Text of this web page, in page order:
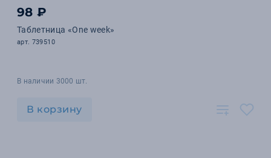
98 ₽
Таблетница «One week»
арт. 739510
В наличии 3000 шт.
В корзину